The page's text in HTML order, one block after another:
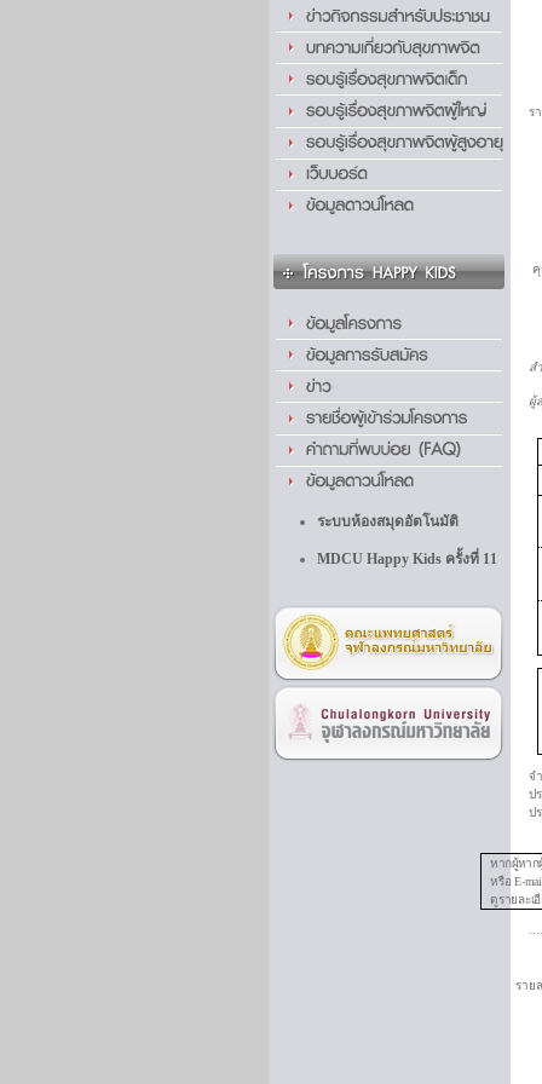
ระบบห้องสมุดอัตโนมัติ
MDCU Happy Kids ครั้งที่ 11
ร
คุ
ส
ผู้
จ
ป
ป
หากผู้หาก
หรือ E-
ดูรายละเ
รายละ